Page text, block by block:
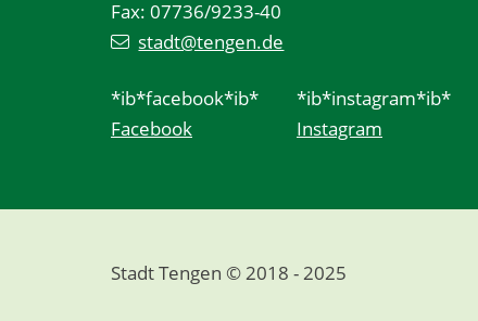
Fax: 07736/9233-40
stadt@tengen.de
*ib*facebook*ib*
Facebook
*ib*instagram*ib*
Instagram
Stadt Tengen © 2018 - 2025